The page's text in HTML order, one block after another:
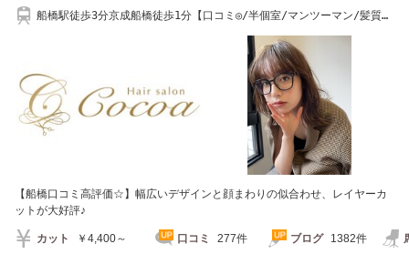
船橋駅徒歩3分京成船橋徒歩1分【口コミ◎/半個室/マンツーマン/髪質改
【船橋口コミ高評価☆】幅広いデザインと顔まわりの似合わせ、レイヤーカ
ットが大好評♪
カット ￥4,400～ 口コミ 277件 ブログ 1382件